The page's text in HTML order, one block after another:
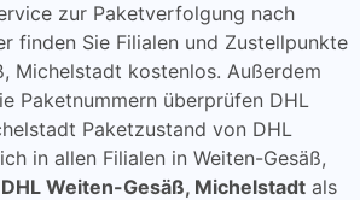
zur Paketverfolgung nach
finden Sie Filialen und Zustellpunkte
Michelstadt kostenlos. Außerdem
Paketnummern überprüfen DHL
Paketzustand von DHL
in allen Filialen in Weiten-Gesäß,
DHL Weiten-Gesäß, Michelstadt als